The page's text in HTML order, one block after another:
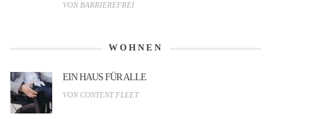
VON BARRIEREFREI
WOHNEN
EIN HAUS FÜR ALLE
VON CONTENT FLEET